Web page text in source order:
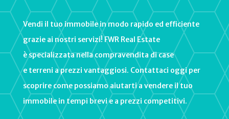
Vendi il tuoimmobileinmodo rapido ed efficiente
grazieai nostri servizi!FWR Real Estate
èspecializzatanellacompravendita dicase
eterreni aprezzi vantaggiosi. Contattaci oggiper
scoprirecomepossiamoaiutartia vendereiltuo
immobilein tempi breviea prezzi competitivi.